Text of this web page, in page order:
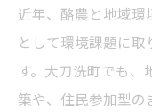
近年、酪農と地域環
として環境課題に
す。大刀洗町でも
築や、住民参加型の